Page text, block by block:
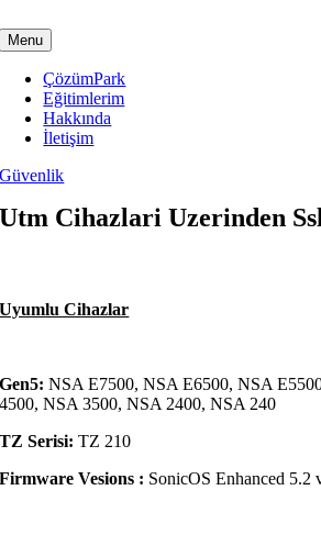
to
content
Menu
ÇözümPark
Eğitimlerim
Hakkında
İletişim
Güvenlik
Utm Cihazlari Uzerinden
Uyumlu Cihazlar
Gen5: NSA E7500, NSA E6500, NSA
4500, NSA 3500, NSA 2400, NSA 240
TZ Serisi:TZ 210
Firmware Vesions : SonicOS Enhanced 5.2